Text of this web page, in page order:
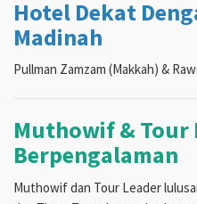
Hotel Dekat
Madinah
Pullman Zamzam (Makkah) &
Muthowif & Tour
Berpengalaman
Muthowif dan Tour Leader